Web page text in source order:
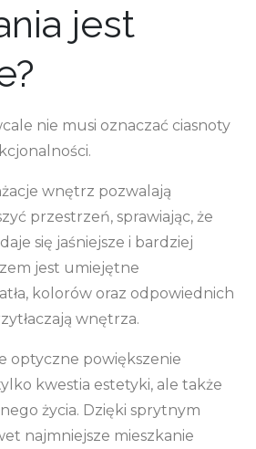
jest
nie musi oznaczać ciasnoty
wnętrz pozwalają
przestrzeń, sprawiając, że
się jaśniejsze i bardziej
jest umiejętne
kolorów oraz odpowiednich
wnętrza.
optyczne powiększenie
kwestia estetyki, ale także
życia. Dzięki sprytnym
najmniejsze mieszkanie